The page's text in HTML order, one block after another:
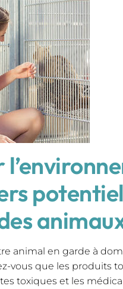
animal en garde à
vous que les produits
toxiques et les